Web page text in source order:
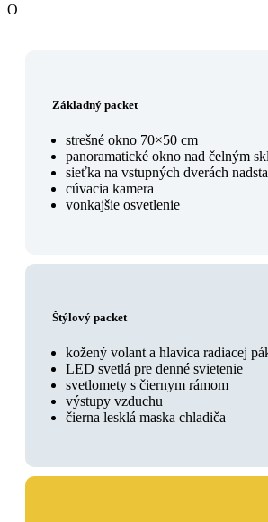
O
Základný packet
strešné okno 70×50 cm
panoramatické okno nad čelným
sieťka na vstupných dverách
cúvacia kamera
vonkajšie osvetlenie
Štýlový packet
kožený volant a hlavica radiacej
LED svetlá pre denné svietenie
svetlomety s čiernym rámom
výstupy vzduchu
čierna lesklá maska chladiča